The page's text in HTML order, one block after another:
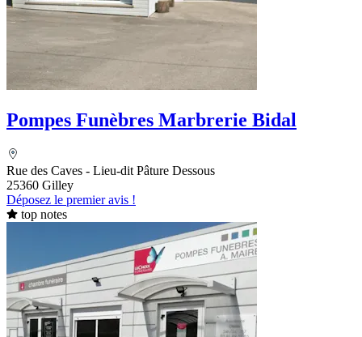
Pompes Funèbres Marbrerie Bidal
Rue des Caves - Lieu-dit Pâture Dessous
25360 Gilley
Déposez le premier avis !
top notes